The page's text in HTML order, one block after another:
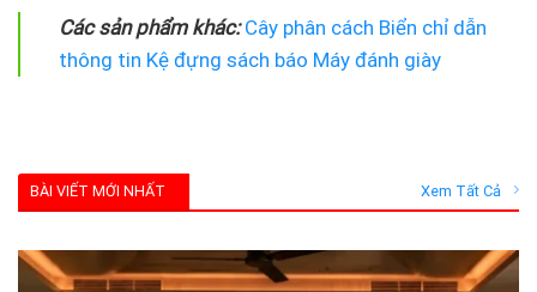
Các sản phẩm khác: Cây phân cách Biển chỉ dẫn
thông tin Kệ đựng sách báo Máy đánh giày
BÀI VIẾT MỚI NHẤT Xem Tất Cả